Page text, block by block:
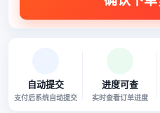
自动提交
支付后系统自动提交
进度可查
实时查看订单进度